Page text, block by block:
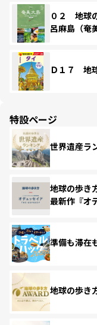
０２ 地球
呂麻島（奄
Ｄ１７ 地
特設ページ
世界遺産ラ
地球の歩き
最新作『オ
準備も滞在
地球の歩き